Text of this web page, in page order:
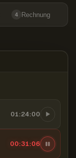
4 Rechnung
01:24:00
00:31:07